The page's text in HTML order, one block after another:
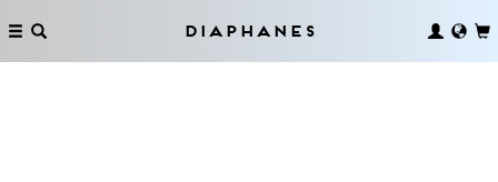
Diaphanes